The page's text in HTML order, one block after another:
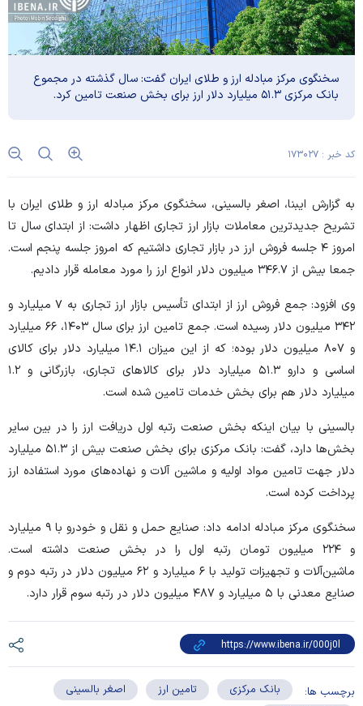
سخنگوی مرکز مبادله ارز و طلای ایران گفت: سال گذشته در مجموع
بانک مرکزی ۵۱.۳ میلیارد دلار ارز برای بخش صنعت تامین کرد.
کد خبر : ۱۷۳۰۲۷
به گزارش ایبنا، اصغر بالسینی، سخنگوی مرکز مبادله ارز و طلای ایران با
تشریح جدیدترین معاملات بازار ارز تجاری اظهار داشت: از ابتدای سال تا
امروز ۴ جلسه فروش ارز در بازار تجاری داشتیم که امروز جلسه پنجم است.
جمعا بیش از ۳۴۶.۷ میلیون دلار انواع ارز را مورد معامله قرار دادیم.
وی افزود: جمع فروش ارز از ابتدای تأسیس بازار ارز تجاری به ۷ میلیارد و
۳۴۲ میلیون دلار رسیده است. جمع تامین ارز برای سال ۱۴۰۳، ۶۶ میلیارد
و ۸۰۷ میلیون دلار بوده؛ که از این میزان ۱۴.۱ میلیارد دلار برای کالای
اساسی و دارو ۵۱.۳ میلیارد دلار برای کالا‌های تجاری، بازرگانی و ۱.۲
میلیارد دلار هم برای بخش خدمات تامین شده است.
بالسینی با بیان اینکه بخش صنعت رتبه اول دریافت ارز را در بین سایر
بخش‌ها دارد، گفت: بانک مرکزی برای بخش صنعت بیش از ۵۱.۳ میلیارد
دلار جهت تامین مواد اولیه و ماشین آلات و نهاده‌های مورد استفاده ارز
پرداخت کرده است.
سخنگوی مرکز مبادله ادامه داد: صنایع حمل و نقل و خودرو با ۹ میلیارد
و ۲۲۴ میلیون تومان رتبه اول را در بخش صنعت داشته است.
ماشین‌آلات و تجهیزات تولید با ۶ میلیارد و ۶۲ میلیون دلار در رتبه دوم و
صنایع معدنی با ۵ میلیارد و ۴۸۷ میلیون دلار در رتبه سوم قرار دارد.
برچسب ها: بانک مرکزی تامین ارز
اصغر بالسینی